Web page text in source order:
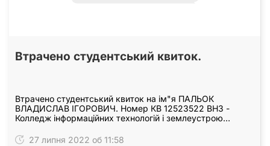
Втрачено студентський квиток.
Втрачено студентський квиток на ім"я ПАЛЬОК
ВЛАДИСЛАВ ІГОРОВИЧ. Номер КВ 12523522 ВНЗ -
Колледж інформаційних технологій і землеустрою
вересня…
27 липня 2022 об 11:58